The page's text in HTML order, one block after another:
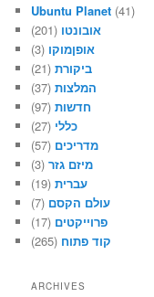
Ubuntu Planet (41)
אובונטו (201)
אופןמוקו (3)
ביקורת(21)
המלצות(37)
חדשות(97)
כללי (27)
מדריכים (57)
מיזם גזר(3)
עברית(19)
עולם הקסם (7)
פרוייקטים (17)
קוד פתוח (265)
ARCHIVES